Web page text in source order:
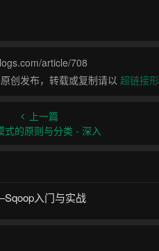
article/708
原创发布，转载或复制请以超链接
上一篇
式的原则与分类 - 深入
入门与实战